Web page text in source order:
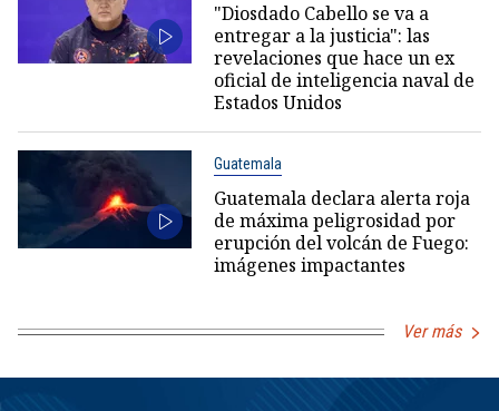
"Diosdado Cabello se va a
entregar a la justicia": las
revelaciones que hace un ex
oficial de inteligencia naval de
Estados Unidos
Guatemala
Guatemala declara alerta roja
de máxima peligrosidad por
erupción del volcán de Fuego:
imágenes impactantes
Ver más